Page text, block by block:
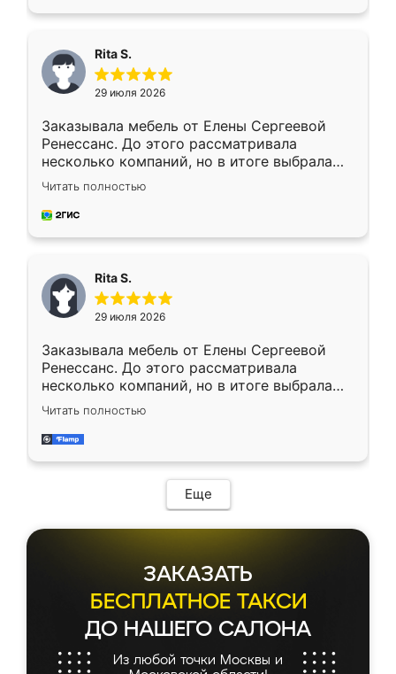
Rita S.
29 июля 2026
Заказывала мебель от Елены Сергеевой
Ренессанс. До этого рассматривала
несколько компаний, но в итоге выбрала
эту. Сначала обговорили условия, потом
приехал замерщик, всё спокойно объяснил
и снял размеры. Изготовили в срок, с
каких-либо доработок. Качеством осталась
довольна, все выглядит так, как и ожидала.
Читать полностью
Rita S.
29 июля 2026
Заказывала мебель от Елены Сергеевой
Ренессанс. До этого рассматривала
несколько компаний, но в итоге выбрала
эту. Сначала обговорили условия, потом
приехал замерщик, всё спокойно объяснил
и снял размеры. Изготовили в срок, с
мебель сразу встала на свое место без
каких-либо доработок. Качеством осталась
довольна, все выглядит так, как и ожидала.
Читать полностью
Еще
ЗАКАЗАТЬ
БЕСПЛАТНОЕ ТАКСИ
ДО НАШЕГО САЛОНА
Из любой точки Москвы и